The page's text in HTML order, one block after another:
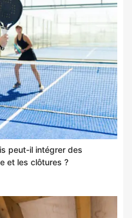
peut-il intégrer des
et les clôtures ?